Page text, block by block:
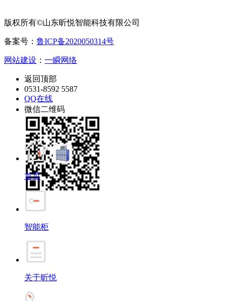
版权所有©山东昕悦智能科技有限公司
备案号： 鲁ICP备2020050314号
网站建设 ： 一瞬网络
返回顶部
0531-8592 5587
QQ在线
微信二维码
首页
智能柜
关于昕悦